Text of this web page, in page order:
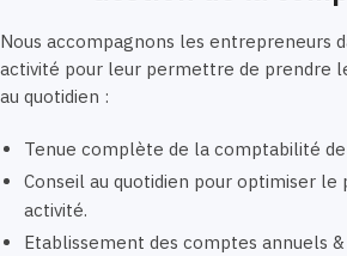
Nous accompagnons les entrepreneurs
activité pour leur permettre de prendre
au quotidien :
Tenue complète de la comptabilité
Conseil au quotidien pour optimiser le
activité.
Etablissement des comptes annuels